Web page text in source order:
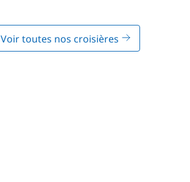
Voir toutes nos croisières